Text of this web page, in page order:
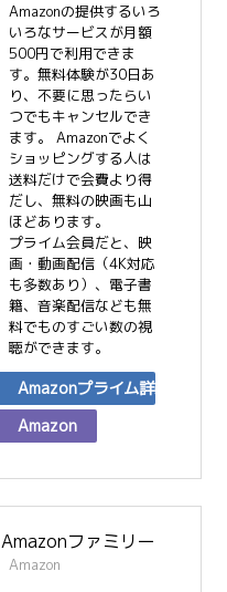
Amazonの提供するいろ
いろなサービスが月額
500円で利用できま
す。無料体験が30日あ
り、不要に思ったらい
つでもキャンセルでき
ます。 Amazonでよく
ショッピングする人は
送料だけで会費より得
だし、無料の映画も山
ほどあります。
プライム会員だと、映
画・動画配信（4K対応
も多数あり）、電子書
籍、音楽配信なども無
料でものすごい数の視
聴ができます。
Amazonプライム詳細
Amazon
Amazonファミリー
Amazon